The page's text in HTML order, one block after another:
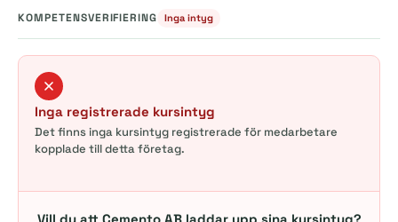
KOMPETENSVERIFIERING Inga intyg
Inga registrerade kursintyg
Det finns inga kursintyg registrerade för medarbetare
kopplade till detta företag.